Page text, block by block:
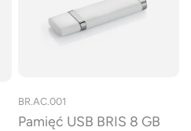
BR.AC.001
Pamięć USB BRIS 8 GB